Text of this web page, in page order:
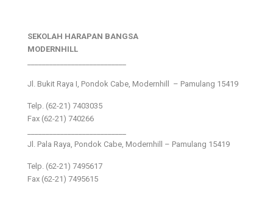
SEKOLAH HARAPAN BANGSA
MODERNHILL
Jl. Bukit Raya I, Pondok Cabe, Modernhill – Pamulang 15419
Telp. (62-21) 7403035
Fax (62-21) 740266
Jl. Pala Raya, Pondok Cabe, Modernhill – Pamulang 15419
Telp. (62-21) 7495617
Fax (62-21) 7495615